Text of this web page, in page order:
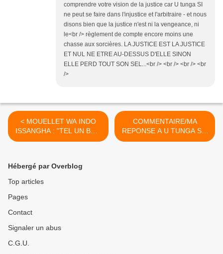
comprendre votre vision de la justice car U tunga SI
ne peut se faire dans l'injustice et l'arbitraire - et nous
disons bien que la justice n'est ni la vengeance, ni
le<br /> règlement de compte encore moins une
chasse aux sorcières. LA JUSTICE EST LA JUSTICE
ET NUL NE ETRE AU-DESSUS D'ELLE SINON
ELLE PERD TOUT SON SEL...<br /> <br /> <br /> <br
/>
< MOUELLET WA INDO
ISSANGHA : "TEL UN BON
PELOTON D'EXECUTION
COMMENTAIRE/MA
REPONSE A U TUNGA SI :
IL N'Y AURA PAS DE
Hébergé par Overblog
Top articles
Pages
Contact
Signaler un abus
C.G.U.